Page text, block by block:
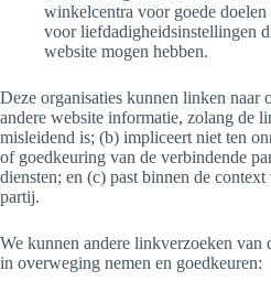
winkelcentra voor goede
voor liefdadigheidsinstellingen
website mogen hebben.
Deze organisaties kunnen linken naar
andere website informatie, zolang de
misleidend is; (b) impliceert niet ten
of goedkeuring van de verbindende
diensten; en (c) past binnen de
partij.
We kunnen andere linkverzoeken van
in overweging nemen en goedkeuren: